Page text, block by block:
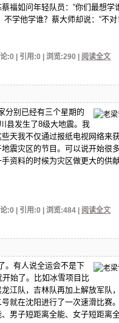
福如问年轻队员：“你们最想学
学他学谁？蔡大师却说：“不
论:0 | 引用:0 | 浏览:290 阅读全文
别已经有三个星期的
县发生了8级大地震。我
天我不仅通过报纸电视网络来
震灾区的节目。可以说开始很
资料的时候为灾区做更大的供献
论:0 | 引用:0 | 浏览:484 阅读全文
。有人说全运会不是下
始了。比如冰雪项目比
江队，吉林队再加上解放军队
就在沈阳进行了一次速滑比赛
男子短距离全能、女子短距离